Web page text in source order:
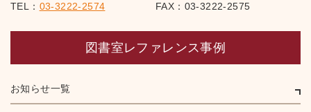
TEL： 03-3222-2574 FAX：03-3222-2575
図書室レファレンス事例
お知らせ一覧